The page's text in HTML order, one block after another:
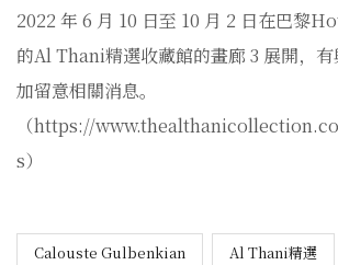
2022 年 6 月 10 日至 10 月 2 日在巴黎
的Al Thani精選收藏館的畫廊 3 展開，
加留意相關消息。
（https://
s）
Calouste Gulbenkian Al Thani精選